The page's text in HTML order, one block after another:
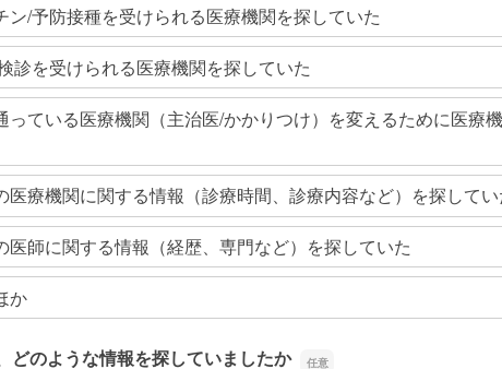
ン/予防接種を受けられる医療機関を探していた
診を受けられる医療機関を探していた
っている医療機関（主治医/かかりつけ）を変えるために医療
医療機関に関する情報（診療時間、診療内容など）を探してい
医師に関する情報（経歴、専門など）を探していた
か
どのような情報を探していましたか